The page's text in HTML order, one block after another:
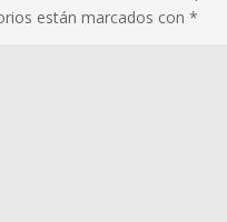
están marcados con *